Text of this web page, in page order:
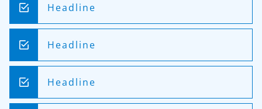
Headline
Headline
Headline